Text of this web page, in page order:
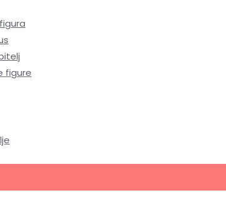
figure